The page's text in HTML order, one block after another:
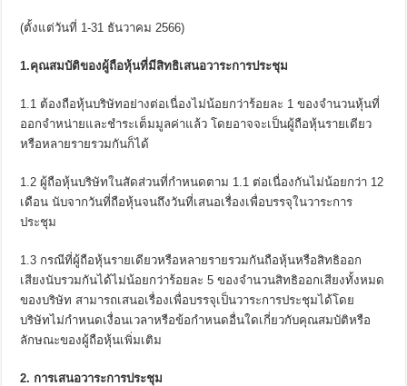
(ตั้งแต่วันที่ 1-31 ธันวาคม 2566)
1.คุณสมบัติของผู้ถือหุ้นที่มีสิทธิเสนอวาระการประชุม
1.1 ต้องถือหุ้นบริษัทอย่างต่อเนื่องไม่น้อยกว่าร้อยละ 1 ของจำนวนหุ้นที่
ออกจำหน่ายและชำระเต็มมูลค่าแล้ว โดยอาจจะเป็นผู้ถือหุ้นรายเดียว
หรือหลายรายรวมกันก็ได้
1.2 ผู้ถือหุ้นบริษัทในสัดส่วนที่กำหนดตาม 1.1 ต่อเนื่องกันไม่น้อยกว่า 12
เดือน นับจากวันที่ถือหุ้นจนถึงวันที่เสนอเรื่องเพื่อบรรจุในวาระการ
ประชุม
1.3 กรณีที่ผู้ถือหุ้นรายเดียวหรือหลายรายรวมกันถือหุ้นหรือสิทธิออก
เสียงนับรวมกันได้ไม่น้อยกว่าร้อยละ 5 ของจำนวนสิทธิออกเสียงทั้งหมด
ของบริษัท สามารถเสนอเรื่องเพื่อบรรจุเป็นวาระการประชุมได้โดย
บริษัทไม่กำหนดเงื่อนเวลาหรือข้อกำหนดอื่นใดเกี่ยวกับคุณสมบัติหรือ
ลักษณะของผู้ถือหุ้นเพิ่มเติม
2. การเสนอวาระการประชุม